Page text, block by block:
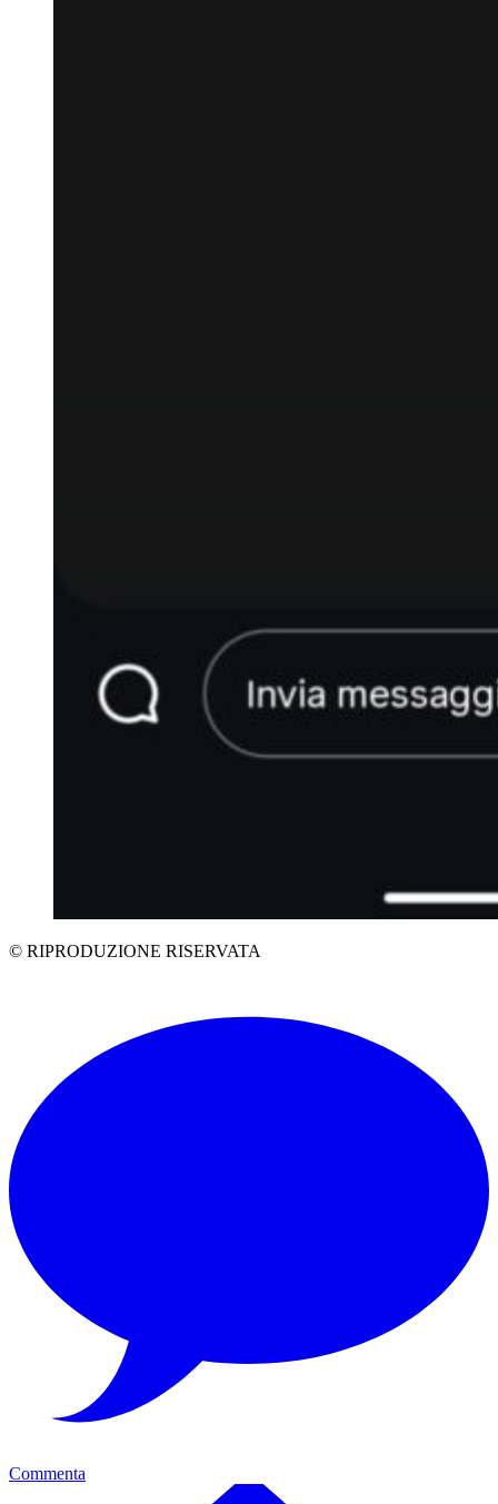
© RIPRODUZIONE RISERVATA
Commenta